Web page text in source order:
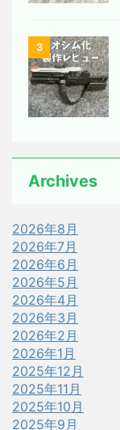
3
Archives
2026年8月
2026年7月
2026年6月
2026年5月
2026年4月
2026年3月
2026年2月
2026年1月
2025年12月
2025年11月
2025年10月
2025年9月